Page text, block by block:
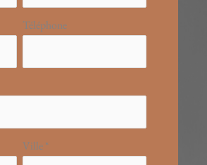
Téléphone
Ville*